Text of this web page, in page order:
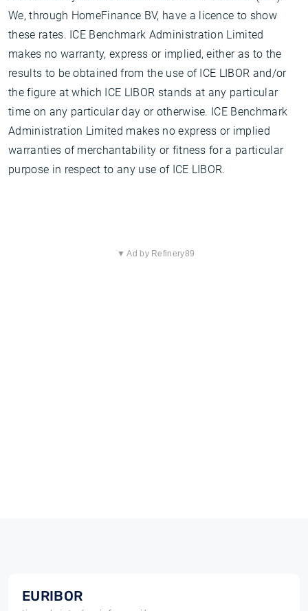
We, through HomeFinance BV, have a licence to show
these rates. ICE Benchmark Administration Limited
makes no warranty, express or implied, either as to the
results to be obtained from the use of ICE LIBOR and/or
the figure at which ICE LIBOR stands at any particular
time on any particular day or otherwise. ICE Benchmark
Administration Limited makes no express or implied
warranties of merchantability or fitness for a particular
purpose in respect to any use of ICE LIBOR.
▼ Ad by Refinery89
EURIBOR